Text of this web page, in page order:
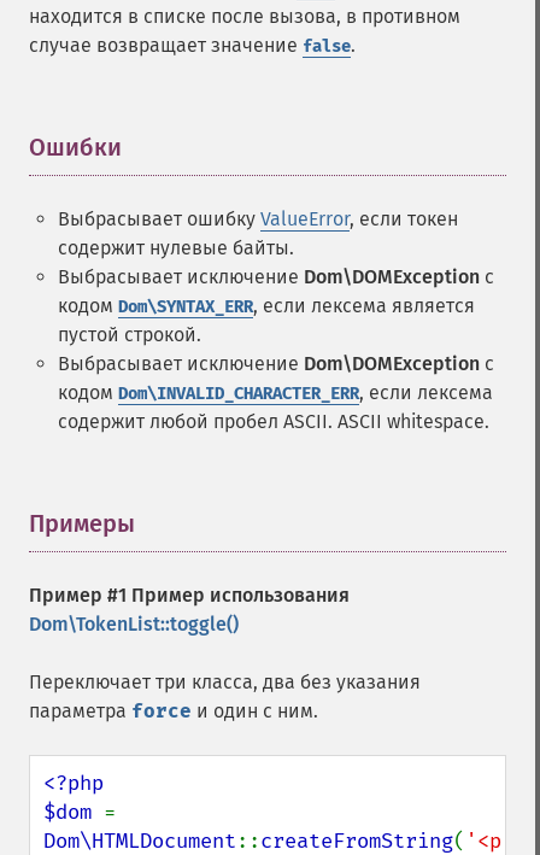
находится в списке после вызова, в противном
случае возвращает значение false.
Ошибки
Выбрасывает ошибку ValueError, если токен
содержит нулевые байты.
Выбрасывает исключение Dom\DOMException с
кодом Dom\SYNTAX_ERR, если лексема является
пустой строкой.
Выбрасывает исключение Dom\DOMException с
кодом Dom\INVALID_CHARACTER_ERR, если лексема
содержит любой пробел ASCII. ASCII whitespace.
Примеры
Пример #1 Пример использования
Dom\TokenList::toggle()
Переключает три класса, два без указания
параметра force и один с ним.
<?php
$dom
Dom\HTMLDocument::createFromString( '<p